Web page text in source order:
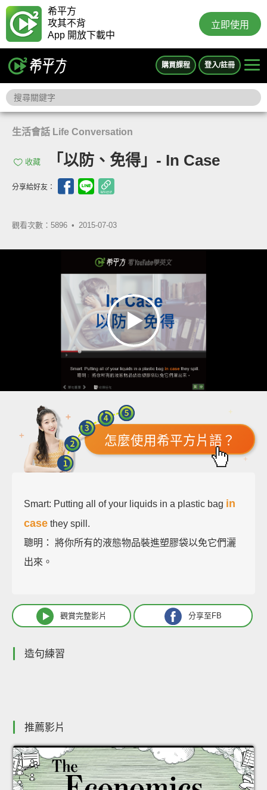
希平方
攻其不背
App 開放下載中
立即使用
購買課程 登入/註冊
生活會話 Life Conversation
收藏 「以防、免得」- In Case
分享給好友：
觀看次數：5896 • 2015-07-03
怎麼使用希平方片語？
Smart: Putting all of your liquids in a plastic bag in
case they spill.
聰明： 將你所有的液態物品裝進塑膠袋以免它們灑
出來。
觀賞完整影片 分享至FB
造句練習
推薦影片